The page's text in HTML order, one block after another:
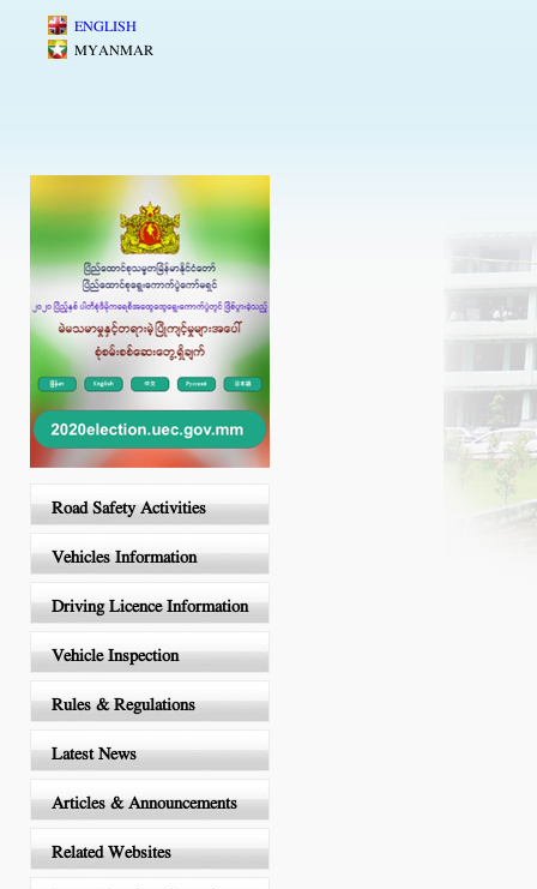
Skip to main content
ENGLISH
MYANMAR
Road Safety Activities
Vehicles Information
Driving Licence Information
Vehicle Inspection
Rules & Regulations
Latest News
Articles & Announcements
Related Websites